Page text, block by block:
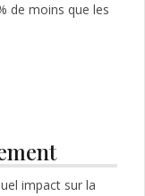
de moins que les
impact sur la